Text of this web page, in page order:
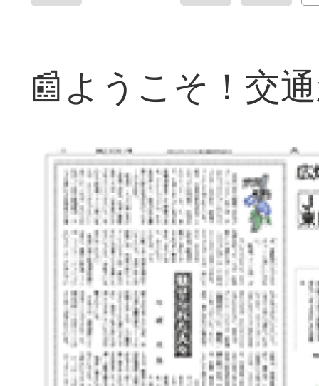
📰ようこそ！交